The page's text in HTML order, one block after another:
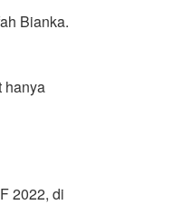
Bianka.
hanya
2022, di